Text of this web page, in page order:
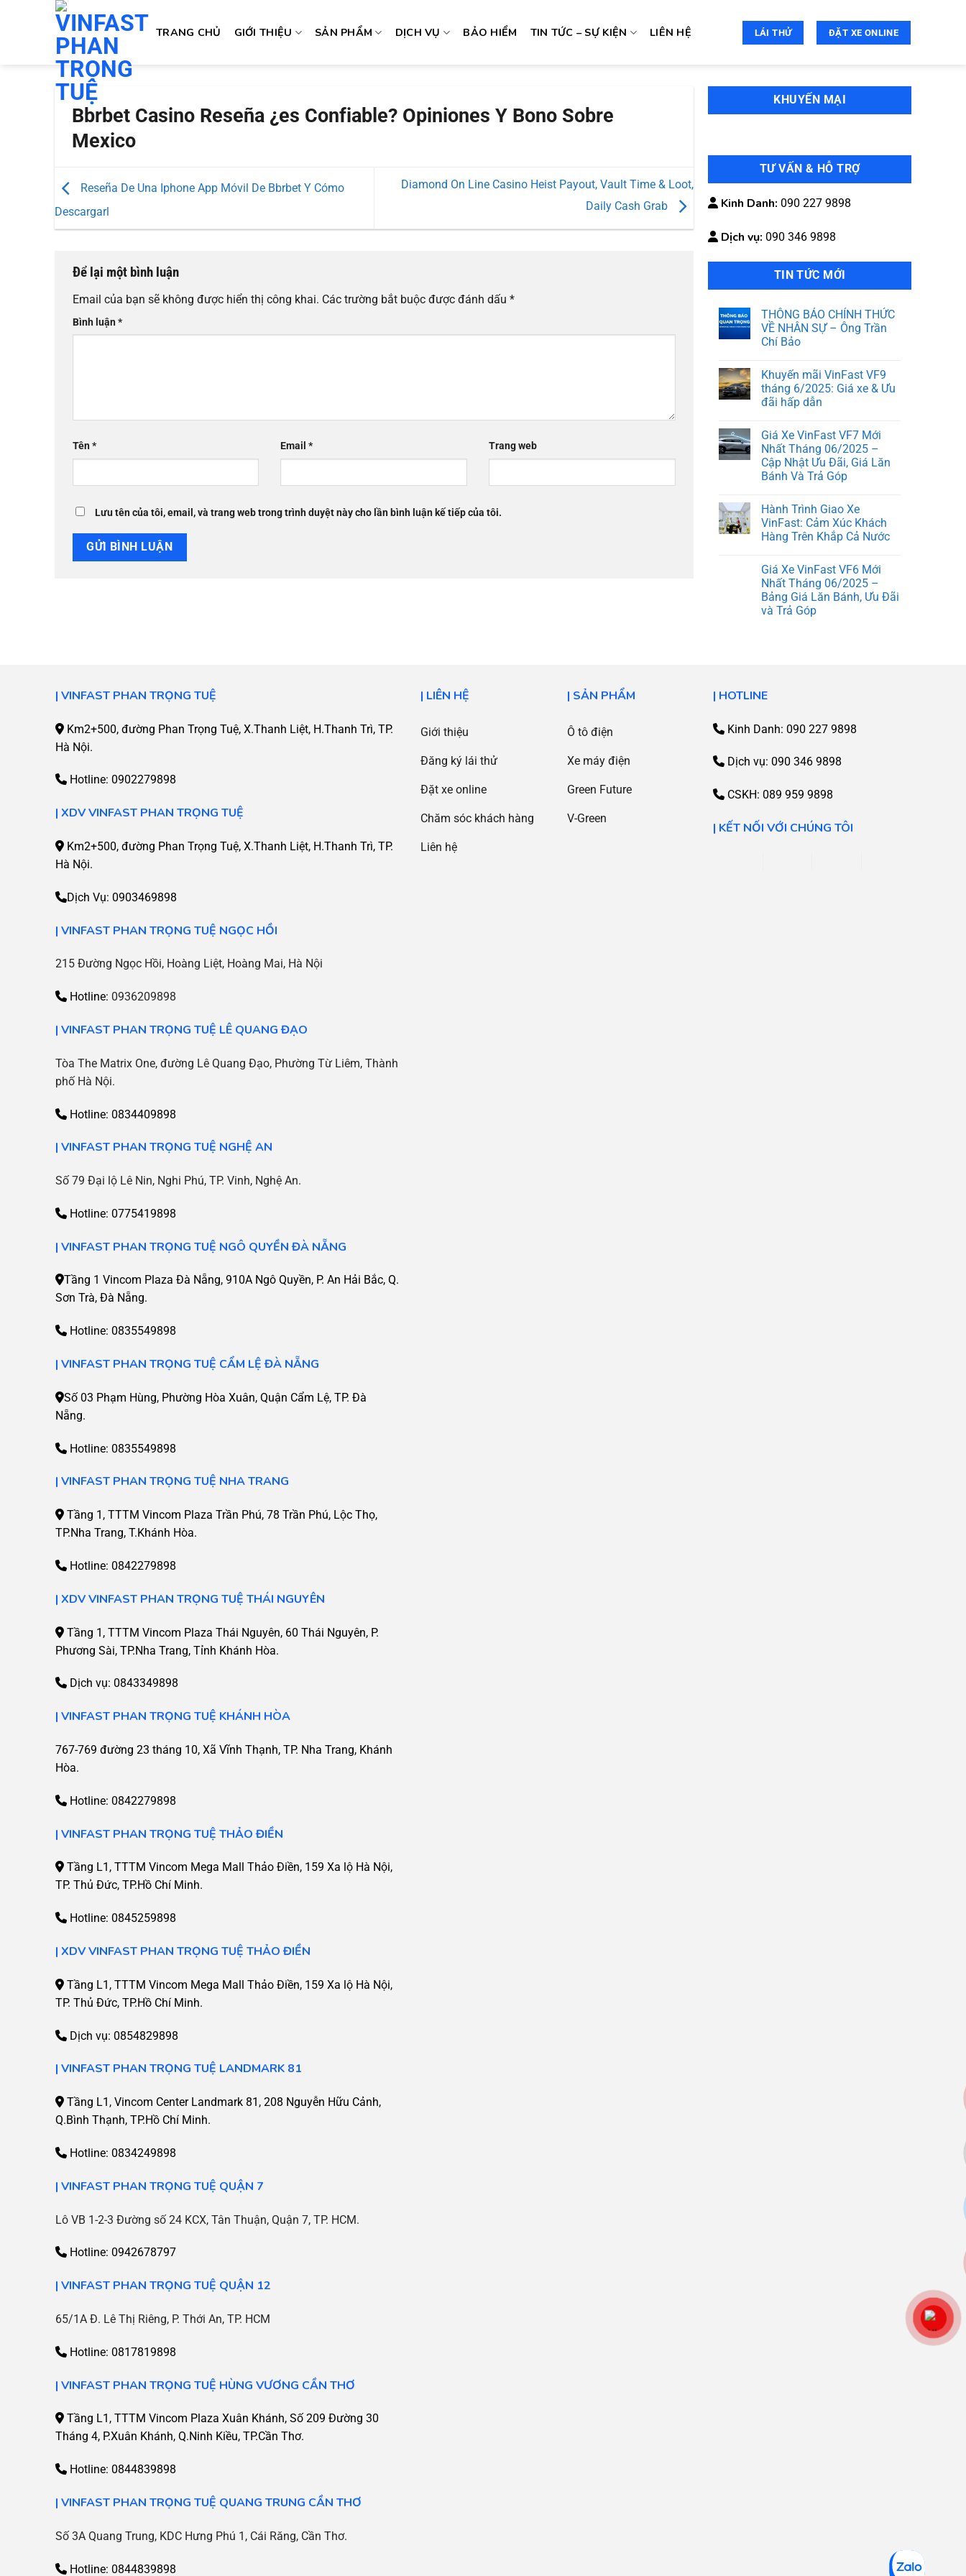
TRANG CHỦ GIỚI THIỆU SẢN PHẨM DỊCH VỤ BẢO HIỂM TIN TỨC – SỰ KIỆN LIÊN HỆ LÁI THỬ ĐẶT XE ONLINE
Bbrbet Casino Reseña ¿es Confiable? Opiniones Y Bono Sobre
Mexico
Reseña De Una Iphone App Móvil De Bbrbet Y Cómo
Descargarl
Diamond On Line Casino Heist Payout, Vault Time & Loot,
Daily Cash Grab
Để lại một bình luận
Email của bạn sẽ không được hiển thị công khai. Các trường bắt buộc được đánh dấu *
Bình luận*
Tên* Email* Trang web
Lưu tên của tôi, email, và trang web trong trình duyệt này cho lần bình luận kế tiếp của tôi.
KHUYẾN MẠI
TƯ VẤN & HỖ TRỢ
Kinh Danh: 090 227 9898
Dịch vụ: 090 346 9898
TIN TỨC MỚI
THÔNG BÁO CHÍNH THỨC
VỀ NHÂN SỰ – Ông Trần
Chí Bảo
Khuyến mãi VinFast VF9
tháng 6/2025: Giá xe & Ưu
đãi hấp dẫn
Giá Xe VinFast VF7 Mới
Nhất Tháng 06/2025 –
Cập Nhật Ưu Đãi, Giá Lăn
Bánh Và Trả Góp
Hành Trình Giao Xe
VinFast: Cảm Xúc Khách
Hàng Trên Khắp Cả Nước
Giá Xe VinFast VF6 Mới
Nhất Tháng 06/2025 –
Bảng Giá Lăn Bánh, Ưu Đãi
và Trả Góp
| VINFAST PHAN TRỌNG TUỆ
Km2+500, đường Phan Trọng Tuệ, X.Thanh Liệt, H.Thanh Trì, TP.
Hà Nội.
Hotline: 0902279898
| XDVVINFAST PHAN TRỌNG TUỆ
Km2+500, đường Phan Trọng Tuệ, X.Thanh Liệt, H.Thanh Trì, TP.
Hà Nội.
Dịch Vụ: 0903469898
| VINFAST PHAN TRỌNG TUỆ NGỌC HỒI
215 Đường Ngọc Hồi, Hoàng Liệt, Hoàng Mai, Hà Nội
Hotline: 0936209898
| VINFAST PHAN TRỌNG TUỆ LÊ QUANG ĐẠO
Tòa The Matrix One, đường Lê Quang Đạo, Phường Từ Liêm, Thành
phố Hà Nội.
Hotline: 0834409898
| VINFAST PHAN TRỌNG TUỆ NGHỆ AN
Số 79 Đại lộ Lê Nin, Nghi Phú, TP. Vinh, Nghệ An.
Hotline: 0775419898
| VINFAST PHAN TRỌNG TUỆ NGÔ QUYỀN ĐÀ NẴNG
Tầng 1 Vincom Plaza Đà Nẵng, 910A Ngô Quyền, P. An Hải Bắc, Q.
Sơn Trà, Đà Nẵng.
Hotline: 0835549898
| VINFAST PHAN TRỌNG TUỆ CẨM LỆ ĐÀ NẴNG
Số 03 Phạm Hùng, Phường Hòa Xuân, Quận Cẩm Lệ, TP. Đà
Nẵng.
Hotline: 0835549898
| VINFAST PHAN TRỌNG TUỆ NHA TRANG
Tầng 1, TTTM Vincom Plaza Trần Phú, 78 Trần Phú, Lộc Thọ,
TP.Nha Trang, T.Khánh Hòa.
Hotline: 0842279898
| XDV VINFAST PHAN TRỌNG TUỆ THÁI NGUYÊN
Tầng 1, TTTM Vincom Plaza Thái Nguyên, 60 Thái Nguyên, P.
Phương Sài, TP.Nha Trang, Tỉnh Khánh Hòa.
Dịch vụ: 0843349898
| VINFAST PHAN TRỌNG TUỆ KHÁNH HÒA
767-769 đường 23 tháng 10, Xã Vĩnh Thạnh, TP. Nha Trang, Khánh
Hòa.
Hotline: 0842279898
| VINFAST PHAN TRỌNG TUỆ THẢO ĐIỀN
Tầng L1, TTTM Vincom Mega Mall Thảo Điền, 159 Xa lộ Hà Nội,
TP. Thủ Đức, TP.Hồ Chí Minh.
Hotline: 0845259898
| XDV VINFAST PHAN TRỌNG TUỆ THẢO ĐIỀN
Tầng L1, TTTM Vincom Mega Mall Thảo Điền, 159 Xa lộ Hà Nội,
TP. Thủ Đức, TP.Hồ Chí Minh.
Dịch vụ: 0854829898
| VINFAST PHAN TRỌNG TUỆ LANDMARK 81
Tầng L1, Vincom Center Landmark 81, 208 Nguyễn Hữu Cảnh,
Q.Bình Thạnh, TP.Hồ Chí Minh.
Hotline: 0834249898
| VINFAST PHAN TRỌNG TUỆ QUẬN 7
Lô VB 1-2-3 Đường số 24 KCX, Tân Thuận, Quận 7, TP. HCM.
Hotline: 0942678797
| VINFAST PHAN TRỌNG TUỆ QUẬN 12
65/1A Đ. Lê Thị Riêng, P. Thới An, TP. HCM
Hotline: 0817819898
| VINFAST PHAN TRỌNG TUỆ HÙNG VƯƠNG CẦN THƠ
Tầng L1, TTTM Vincom Plaza Xuân Khánh, Số 209 Đường 30
Tháng 4, P.Xuân Khánh, Q.Ninh Kiều, TP.Cần Thơ.
Hotline: 0844839898
| VINFAST PHAN TRỌNG TUỆ QUANG TRUNG CẦN THƠ
Số 3A Quang Trung, KDC Hưng Phú 1, Cái Răng, Cần Thơ.
Hotline: 0844839898
| LIÊN HỆ
Giới thiệu
Đăng ký lái thử
Đặt xe online
Chăm sóc khách hàng
Liên hệ
| SẢN PHẨM
Ô tô điện
Xe máy điện
Green Future
V-Green
| HOTLINE
Kinh Danh: 090 227 9898
Dịch vụ: 090 346 9898
CSKH: 089 959 9898
| KẾT NỐI VỚI CHÚNG TÔI